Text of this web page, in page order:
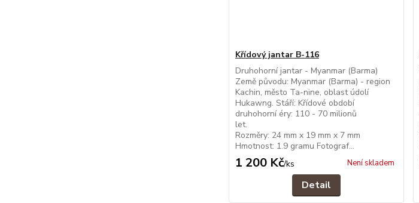
Křídový jantar B-116
Druhohorní jantar - Myanmar (Barma)
Země původu: Myanmar (Barma) - region
Kachin, město Ta-nine, oblast údolí
Hukawng. Stáří: Křídové období
druhohorní éry: 110 - 70 milionů
let.
Rozměry: 24 mm x 19 mm x 7 mm
Hmotnost: 1.9 gramu Fotograf...
1 200 Kč/ks Není skladem
Detail